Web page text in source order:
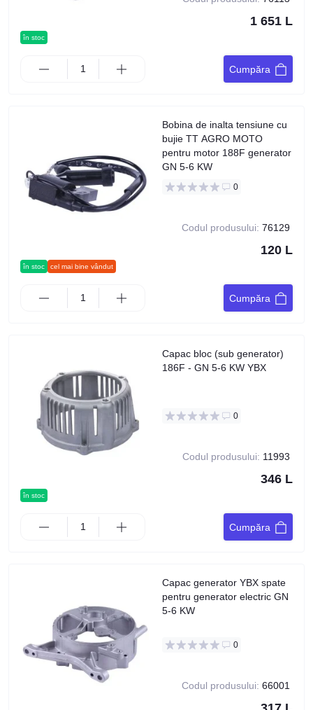
în stoc
1 651 L
Cumpăra
în stoc cel mai bine vândut
Bobina de inalta tensiune cu
bujie TT AGRO MOTO
pentru motor 188F generator
GN 5-6 KW
0
Codul produsului: 76129
120 L
Cumpăra
în stoc
Capac bloc (sub generator)
186F - GN 5-6 KW YBX
0
Codul produsului: 11993
346 L
Cumpăra
Capac generator YBX spate
pentru generator electric GN
5-6 KW
0
Codul produsului: 66001